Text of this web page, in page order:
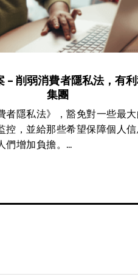
– 削弱消費者隱私法，有
集團
者隱私法》，豁免對一些最
控，並給那些希望保障個人
們增加負擔。…